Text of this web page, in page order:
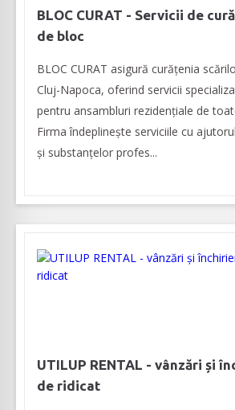
BLOC CURAT - Servicii de
de bloc
BLOC CURAT asigură curățenia
Cluj-Napoca, oferind servicii
pentru ansambluri rezidenţiale de
Firma îndeplinește serviciile cu
și substanțelor profes...
UTILUP RENTAL - vânzări și
de ridicat